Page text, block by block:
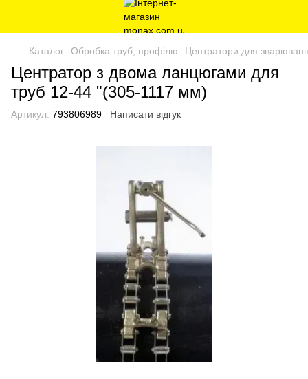
Каталог Обробка труб, профілю Центратори для
Центратор з двома ланцюгами для
труб 12-44 "(305-1117 мм)
Артикул: 793806989 Написати відгук